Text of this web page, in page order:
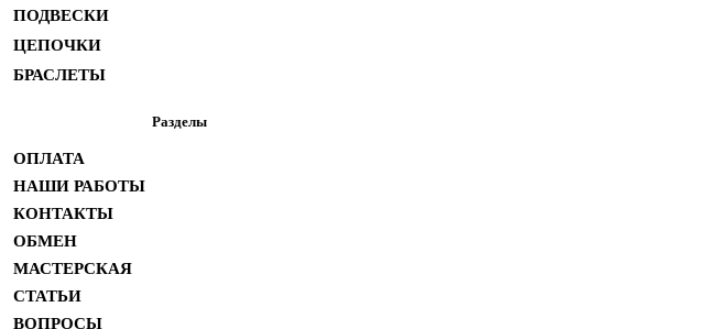
ПОДВЕСКИ
ЦЕПОЧКИ
БРАСЛЕТЫ
Разделы
ОПЛАТА
НАШИ РАБОТЫ
КОНТАКТЫ
ОБМЕН
МАСТЕРСКАЯ
СТАТЬИ
ВОПРОСЫ